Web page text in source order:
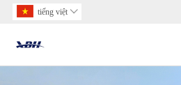
tiếng việt 